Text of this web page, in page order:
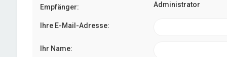
Empfänger: Administrator
Ihre E-Mail-Adresse:
Ihr Name: